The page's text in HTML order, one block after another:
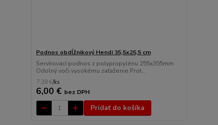
Podnos obdĺžnikový Hendi 35,5x25,5 cm
Servírovací podnos z polypropylénu 255x355mm
Odolný voči vysokému zaťaženie.Prot...
7,38 €/ks
6,00 € bez DPH
Pridať do košíka